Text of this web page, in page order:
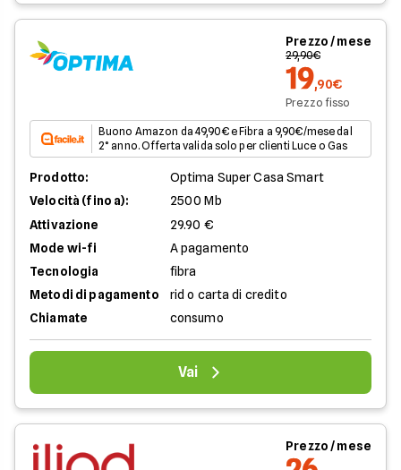
Prezzo / mese
29,90€
19,90€
Prezzo fisso
Buono Amazon da 49,90€ e Fibra a 9,90€/mese dal
2° anno. Offerta valida solo per clienti Luce o Gas
Prodotto:
Optima Super Casa Smart
Velocità (fino a):
2500 Mb
Attivazione
29.90 €
Mode wi-fi
A pagamento
Tecnologia
fibra
Metodi di pagamento
rid o carta di credito
Chiamate
consumo
Vai
Prezzo / mese